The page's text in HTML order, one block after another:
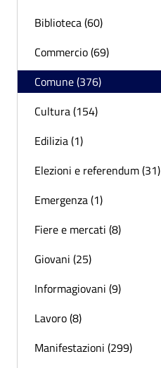
Biblioteca (60)
Commercio (69)
Comune (376)
Cultura (154)
Edilizia (1)
Elezioni e referendum (31)
Emergenza (1)
Fiere e mercati (8)
Giovani (25)
Informagiovani (9)
Lavoro (8)
Manifestazioni (299)